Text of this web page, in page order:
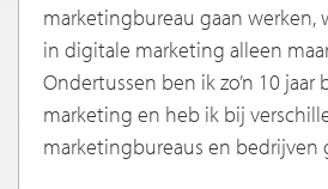
marketingbureau gaan werken,
in digitale marketing alleen
Ondertussen ben ik zo’n 10
marketing en heb ik bij
marketingbureaus en bedrijven